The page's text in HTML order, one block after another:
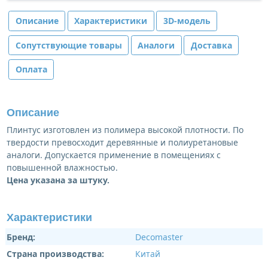
Описание Характеристики 3D-модель
Сопутствующие товары Аналоги Доставка
Оплата
Описание
Плинтус изготовлен из полимера высокой плотности. По
твердости превосходит деревянные и полиуретановые
аналоги. Допускается применение в помещениях с
повышенной влажностью.
Цена указана за штуку.
Характеристики
Бренд:
Decomaster
Страна производства:
Китай